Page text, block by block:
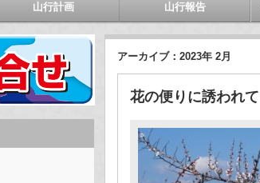
山行計画 山行報告
アーカイブ：2023年 2月
花の便りに誘われて